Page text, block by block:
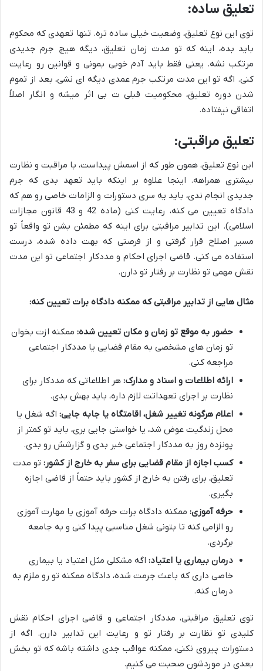
تعلیق ساده:
توی این نوع تعلیق، وضعیت خیلی ساده تره. تنها تعهدی که محکوم
باید بده، اینه که تو مدت زمان تعلیق، دیگه هیچ جرم جدیدی
مرتکب نشه. یعنی فقط باید آدم خوبی بمونی و قوانین رو رعایت
کنی. اگه تو این مدت مرتکب جرم عمدی دیگه ای نشی، بعد از تموم
شدن دوره تعلیق، محکومیت قبلی ت بی اثر میشه و انگار اصلاً
اتفاقی نیفتاده.
تعلیق مراقبتی:
این نوع تعلیق، همون طور که از اسمش پیداست، با مراقبت و نظارت
بیشتری همراهه. اینجا علاوه بر اینکه باید تعهد بدی که جرم
جدیدی انجام ندی، باید یه سری دستورات و الزامات خاصی رو هم که
دادگاه تعیین می کنه، رعایت کنی (ماده 42 و 43 قانون مجازات
اسلامی). این تدابیر مراقبتی برای اینه که مطمئن بشن تو واقعاً تو
مسیر اصلاح قرار گرفتی و از فرصتی که بهت داده شده، درست
استفاده می کنی. قاضی اجرای احکام و مددکار اجتماعی تو این مدت
نقش مهمی تو نظارت بر رفتار تو دارن.
مثال هایی از تدابیر مراقبتی که ممکنه دادگاه برات تعیین کنه:
حضور به موقع تو زمان و مکان تعیین شده: ممکنه ازت بخوان
تو زمان های مشخصی به مقام قضایی یا مددکار اجتماعی
مراجعه کنی.
ارائه اطلاعات و اسناد و مدارک: هر اطلاعاتی که مددکار برای
نظارت بر اجرای تعهداتت لازم داره، باید بهش بدی.
اعلام هرگونه تغییر شغل، اقامتگاه یا جابه جایی: اگه شغل یا
محل زندگیت عوض شد، یا خواستی جایی بری، باید تو کمتر از
پونزده روز به مددکار اجتماعی خبر بدی و گزارشش رو بدی.
کسب اجازه از مقام قضایی برای سفر به خارج از کشور: تو مدت
تعلیق، برای رفتن به خارج از کشور باید حتماً از قاضی اجازه
بگیری.
حرفه آموزی: ممکنه دادگاه برات حرفه آموزی یا مهارت آموزی
رو الزامی کنه تا بتونی شغل مناسبی پیدا کنی و به جامعه
برگردی.
درمان بیماری یا اعتیاد: اگه مشکلی مثل اعتیاد یا بیماری
خاصی داری که باعث جرمت شده، دادگاه ممکنه تو رو ملزم به
درمان کنه.
توی تعلیق مراقبتی، مددکار اجتماعی و قاضی اجرای احکام نقش
کلیدی تو نظارت بر رفتار تو و رعایت این تدابیر دارن. اگه از
دستورات پیروی نکنی، ممکنه عواقب جدی داشته باشه که تو بخش
بعدی در موردشون صحبت می کنیم.